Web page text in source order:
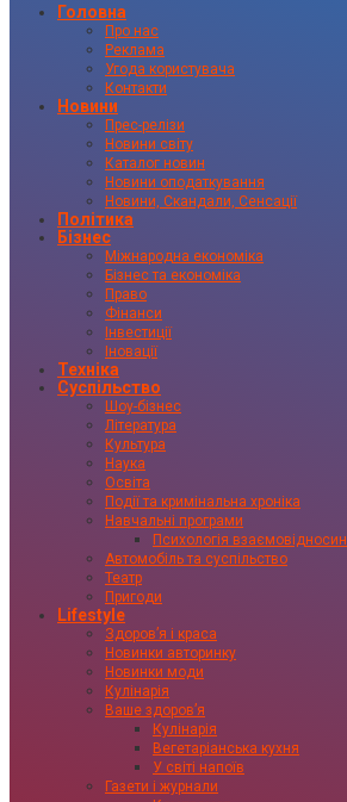
Головна
Про нас
Реклама
Угода користувача
Контакти
Новини
Прес-релізи
Новини світу
Каталог новин
Новини оподаткування
Новини, Скандали, Сенсації
Політика
Бізнес
Міжнародна економіка
Бізнес та економіка
Право
Фінанси
Інвестиції
Іновації
Техніка
Суспільство
Шоу-бізнес
Література
Культура
Наука
Освіта
Події та кримінальна хроніка
Навчальні програми
Психологія взаємовідносин
Автомобіль та суспільство
Театр
Пригоди
Lifestyle
Здоровʼя і краса
Новинки авторинку
Новинки моди
Кулінарія
Ваше здоровʼя
Кулінарія
Вегетаріанська кухня
У світі напоїв
Газети і журнали